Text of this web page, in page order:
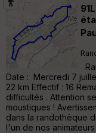
Date : Mercredi 7
22 km Effectif : 16
difficultés . Attention
moustiques !
dans la randothèque
l'un de nos animateurs